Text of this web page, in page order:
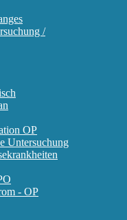
/
OP
Untersuchung
- OP